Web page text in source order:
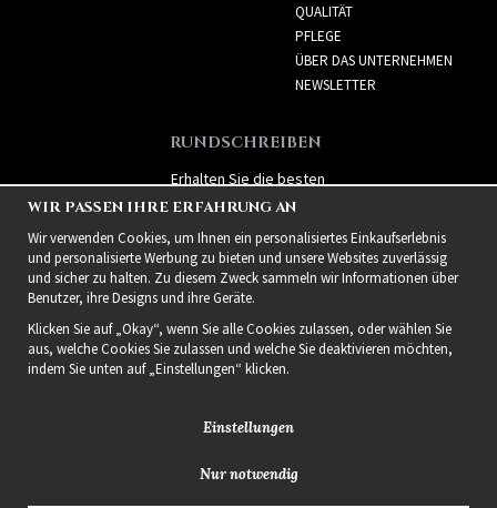
QUALITÄT
PFLEGE
ÜBER DAS UNTERNEHMEN
NEWSLETTER
RUNDSCHREIBEN
Erhalten Sie die besten
Angebote und spannende
neue Produkte!
2021 Delightful Hair
WIR PASSEN IHRE ERFAHRUNG AN
Wir verwenden Cookies, um Ihnen ein personalisiertes Einkaufserlebnis
und personalisierte Werbung zu bieten und unsere Websites zuverlässig
und sicher zu halten. Zu diesem Zweck sammeln wir Informationen über
Benutzer, ihre Designs und ihre Geräte.
Klicken Sie auf „Okay“, wenn Sie alle Cookies zulassen, oder wählen Sie
aus, welche Cookies Sie zulassen und welche Sie deaktivieren möchten,
indem Sie unten auf „Einstellungen“ klicken.
Einstellungen
Nur notwendig